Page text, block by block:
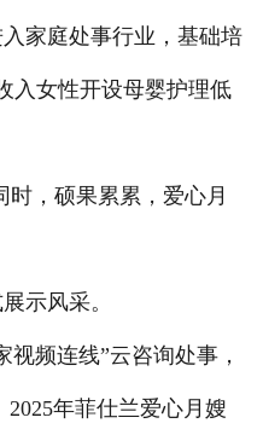
家庭处事行业，基础培
入女性开设母婴护理低
时，硕果累累，爱心月
示风采。
频连线”云咨询处事，
年菲仕兰爱心月嫂